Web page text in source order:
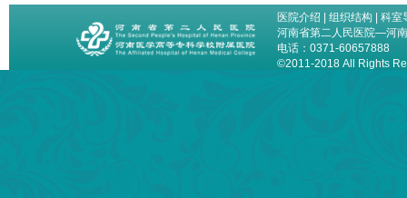
医院介绍 | 组织结构 | 科室
河南省第二人民医院—河
电话：0371-60657888
©2011-2018 All Rights